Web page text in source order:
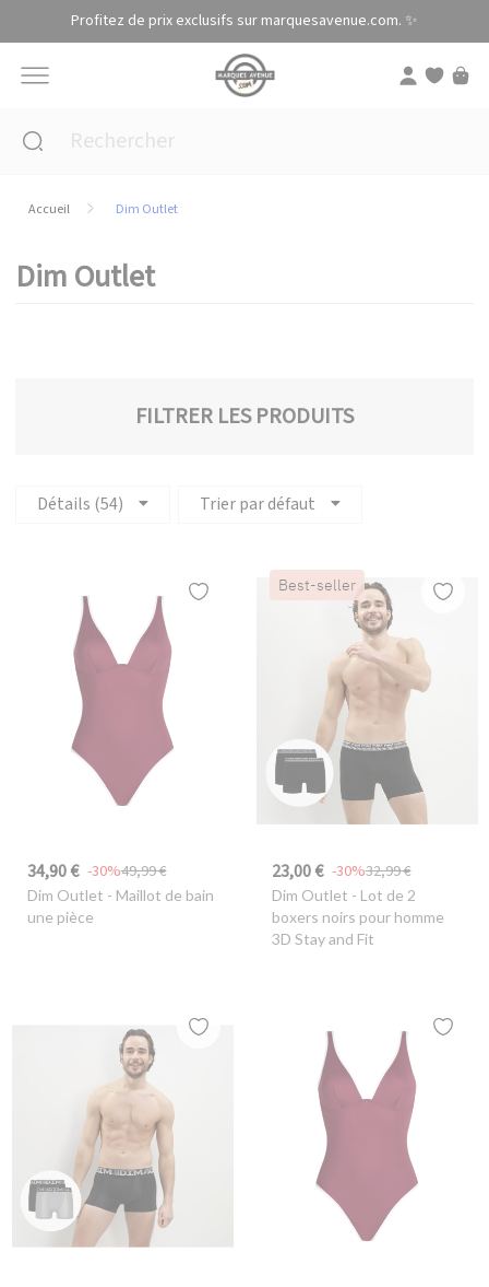
Profitez de prix exclusifs sur marquesavenue.com. ✨
Accueil Dim Outlet
Dim Outlet
FILTRER LES PRODUITS
Détails (54) Trier par défaut
34,90 € 49,99 €
-30%
Dim Outlet - Maillot de bain
une pièce
Best-seller
23,00 € 32,99 €
-30%
Dim Outlet - Lot de 2
boxers noirs pour homme
3D Stay and Fit
Panneau de gestion des cookies